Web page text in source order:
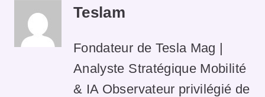
Teslam
Fondateur de Tesla Mag |
Analyste Stratégique Mobilité
& IA Observateur privilégié de